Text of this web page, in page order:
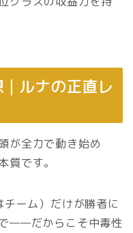
ルナの正直レ
が全力で動き始め
質です。
ーム）だけが勝者に
——だからこそ中毒性